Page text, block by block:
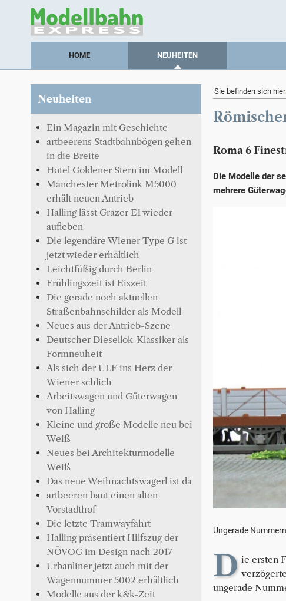
HOME NEUHEITEN
Neuheiten
Ein Magazin mit Geschichte
artbeerens Stadtbahnbögen gehen
in die Breite
Hotel Goldener Stern im Modell
Manchester Metrolink M5000
erhält neuen Antrieb
Halling lässt Grazer E1 wieder
aufleben
Die legendäre Wiener Type G ist
jetzt wieder erhältlich
Leichtfüßig durch Berlin
Frühlingszeit ist Eiszeit
Die gerade noch aktuellen
Straßenbahnschilder als Modell
Neues aus der Antrieb-Szene
Deutscher Diesellok-Klassiker als
Formneuheit
Als sich der ULF ins Herz der
Wiener schlich
Arbeitswagen und Güterwagen
von Halling
Kleine und große Modelle neu bei
Weiß
Neues bei Architekturmodelle
Weiß
Das neue Weihnachtswagerl ist da
artbeeren baut einen alten
Vorstadthof
Die letzte Tramwayfahrt
Halling präsentiert Hilfszug der
NÖVOG im Design nach 2017
Urbanliner jetzt auch mit der
Wagennummer 5002 erhältlich
Modelle aus der k&k-Zeit
Sie befinden sich
Roma 6
Die Modelle der
mehrere
Ungerade
D ie ersten
ungerade